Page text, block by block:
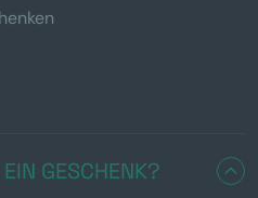
GESCHENK?